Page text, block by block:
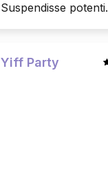
Suspendisse potenti.
Yiff Party